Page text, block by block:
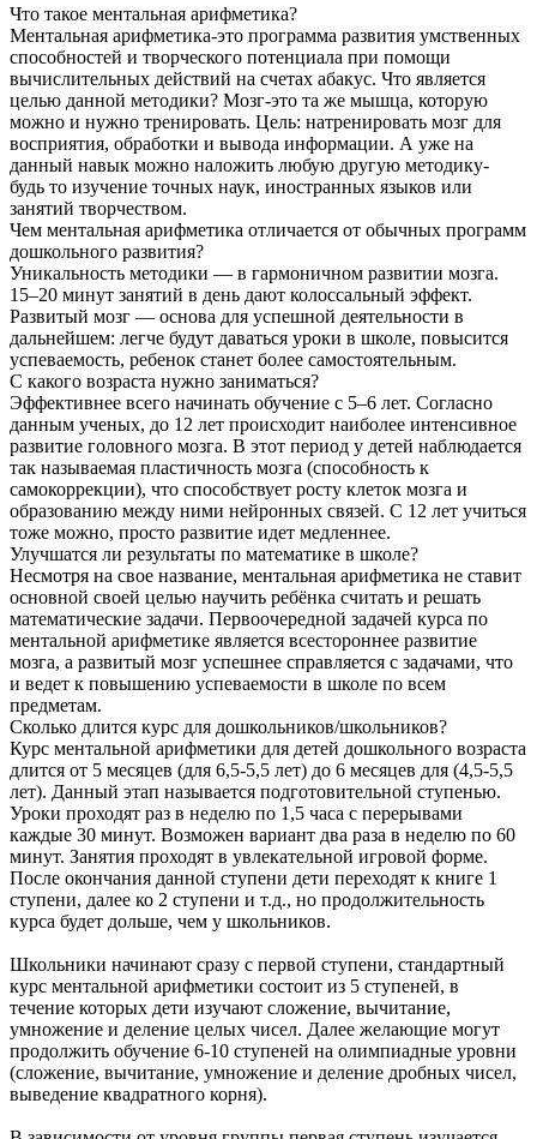
Что такое ментальная арифметика?
Ментальная арифметика-это программа развития умственных
способностей и творческого потенциала при помощи
вычислительных действий на счетах абакус. Что является
целью данной методики? Мозг-это та же мышца, которую
можно и нужно тренировать. Цель: натренировать мозг для
восприятия, обработки и вывода информации. А уже на
данный навык можно наложить любую другую методику-
будь то изучение точных наук, иностранных языков или
занятий творчеством.
Чем ментальная арифметика отличается от обычных программ
дошкольного развития?
Уникальность методики — в гармоничном развитии мозга.
15–20 минут занятий в день дают колоссальный эффект.
Развитый мозг — основа для успешной деятельности в
дальнейшем: легче будут даваться уроки в школе, повысится
успеваемость, ребенок станет более самостоятельным.
С какого возраста нужно заниматься?
Эффективнее всего начинать обучение с 5–6 лет. Согласно
данным ученых, до 12 лет происходит наиболее интенсивное
развитие головного мозга. В этот период у детей наблюдается
так называемая пластичность мозга (способность к
самокоррекции), что способствует росту клеток мозга и
образованию между ними нейронных связей. С 12 лет учиться
тоже можно, просто развитие идет медленнее.
Улучшатся ли результаты по математике в школе?
Несмотря на свое название, ментальная арифметика не ставит
основной своей целью научить ребёнка считать и решать
математические задачи. Первоочередной задачей курса по
ментальной арифметике является всестороннее развитие
мозга, а развитый мозг успешнее справляется с задачами, что
и ведет к повышению успеваемости в школе по всем
предметам.
Сколько длится курс для дошкольников/школьников?
Курс ментальной арифметики для детей дошкольного возраста
длится от 5 месяцев (для 6,5-5,5 лет) до 6 месяцев для (4,5-5,5
лет). Данный этап называется подготовительной ступенью.
Уроки проходят раз в неделю по 1,5 часа с перерывами
каждые 30 минут. Возможен вариант два раза в неделю по 60
минут. Занятия проходят в увлекательной игровой форме.
После окончания данной ступени дети переходят к книге 1
ступени, далее ко 2 ступени и т.д., но продолжительность
курса будет дольше, чем у школьников.
Школьники начинают сразу с первой ступени, стандартный
курс ментальной арифметики состоит из 5 ступеней, в
течение которых дети изучают сложение, вычитание,
умножение и деление целых чисел. Далее желающие могут
продолжить обучение 6-10 ступеней на олимпиадные уровни
(сложение, вычитание, умножение и деление дробных чисел,
выведение квадратного корня).